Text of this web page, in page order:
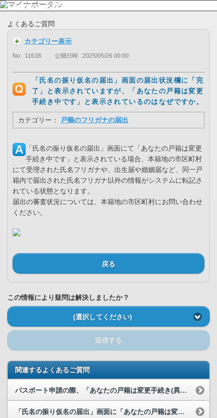
よくあるご質問
カテゴリー表示
No : 11638 公開日時 : 2025/05/26 00:00
「氏名の振り仮名の届出」画面の届出状況欄に「完
了」と表示されていますが、「あなたの戸籍は変更
手続き中です」と表示されているのはなぜですか。
カテゴリー： 戸籍のフリガナの届出
「氏名の振り仮名の届出」画面にて「あなたの戸籍は変更
手続き中です」と表示されている場合、本籍地の市区町村
にて受理された氏名フリガナや、出生届や婚姻届など、同一戸
籍内で届出された氏名フリガナ以外の情報がシステムに転記さ
れている状態となります。
届出の審査状況については、本籍地の市区町村にお問い合わせ
ください。
戻る
この情報により疑問は解決しましたか？
(選択してください)
送信する
関連するよくあるご質問
パスポート申請の際、「あなたの戸籍は変更手続き(異動処理)中のため、オンラインで戸籍電子証明書...
「氏名の振り仮名の届出」画面に「あなたの戸籍は変更手続き中です」と表示され、「フリガナの確認・...